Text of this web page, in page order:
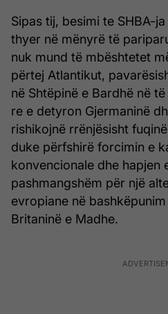
Sipas tij, besimi te SHBA-
thyer në mënyrë të
nuk mund të mbështetet
përtej Atlantikut,
në Shtëpinë e Bardhë në
re e detyron Gjermaninë
rishikojnë rrënjësisht
duke përfshirë forcimin e
konvencionale dhe hapjen
pashmangshëm për një
evropiane në
Britaninë e Madhe.